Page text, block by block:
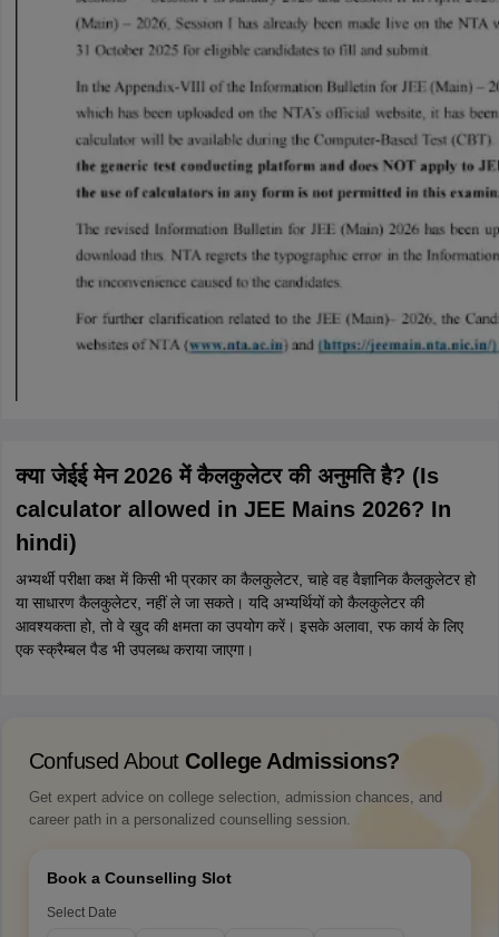
क्या जेईई मेन 2026 में कैलकुलेटर की अनुमति है? (Is
calculator allowed in JEE Mains 2026? In
hindi)
अभ्यर्थी परीक्षा कक्ष में किसी भी प्रकार का कैलकुलेटर, चाहे वह वैज्ञानिक कैलकुलेटर हो
या साधारण कैलकुलेटर, नहीं ले जा सकते। यदि अभ्यर्थियों को कैलकुलेटर की
आवश्यकता हो, तो वे खुद की क्षमता का उपयोग करें। इसके अलावा, रफ कार्य के लिए
एक स्क्रैम्बल पैड भी उपलब्ध कराया जाएगा।
Confused About College Admissions?
Get expert advice on college selection, admission chances, and
career path in a personalized counselling session.
Book a Counselling Slot
Select Date